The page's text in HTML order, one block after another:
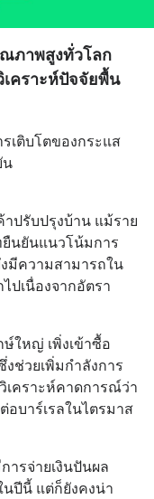
ภาพสูงทั่วโลก
คราะห์ปัจจัยพื้น
เติบโตของกระแส
น
ปรับปรุงบ้าน แม้ราย
นยันแนวโน้มการ
มีความสามารถใน
ปเนื่องจากอัตรา
ใหญ่ เพิ่งเข้าซื้อ
ช่วยเพิ่มกำลังการ
เคราะห์คาดการณ์ว่า
บาร์เรลในไตรมาส
ารจ่ายเงินปันผล
ปีนี้ แต่ก็ยังคงน่า